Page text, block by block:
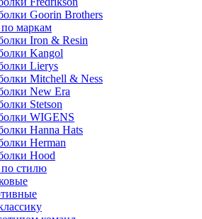
Goorin Brothers
маркам
Iron & Resin
Kangol
Lierys
Mitchell & Ness
New Era
Stetson
WIGENS
Hanna Hats
Herman
Hood
стилю